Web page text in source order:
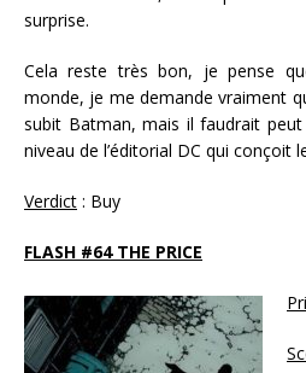
surprise.
Cela reste très bon, je pense
monde, je me demande vraiment
subit Batman, mais il faudrait
niveau de l’éditorial DC qui conçoit
Verdict : Buy
FLASH #64 THE PRICE